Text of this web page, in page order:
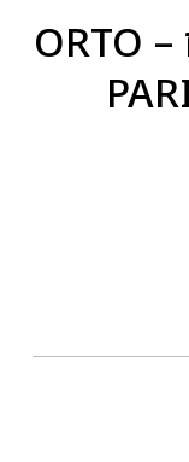
אורטו פריזי מגמארה יוניסקס 50 מל פרפיום – ORTO